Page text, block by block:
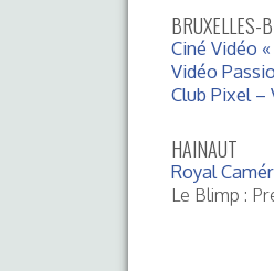
BRUXELLES-
Ciné Vidéo
Vidéo
Club Pixel –
HAINAUT
Royal
Le Blimp :